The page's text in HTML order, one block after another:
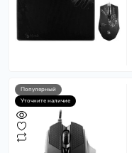
Популярный
Уточните наличие